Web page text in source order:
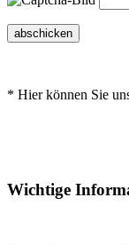
abschicken
* Hier können Sie
Wichtige